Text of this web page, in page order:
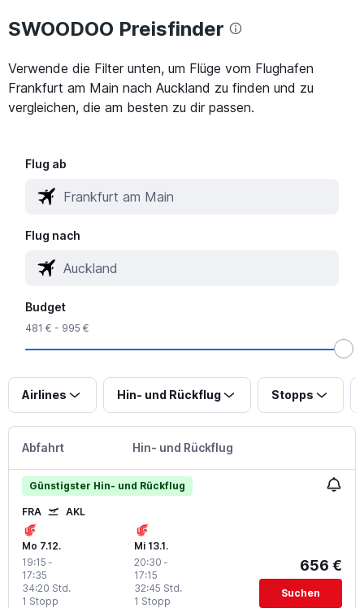
SWOODOO Preisfinder
Verwende die Filter unten, um Flüge vom Flughafen
Frankfurt am Main nach Auckland zu finden und zu
vergleichen, die am besten zu dir passen.
Flug ab
Flug nach
Budget
481 € - 995 €
Airlines Hin- und Rückflug Stopps
Abfahrt Hin- und Rückflug
Günstigster Hin- und Rückflug
FRA AKL
Mo 7.12.
19:15 -
17:35
1 Stopp
34:20 Std.
Mi 13.1.
20:30 -
17:15
1 Stopp
32:45 Std.
656 €
Suchen